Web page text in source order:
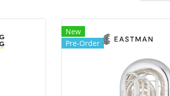
New
Pre-Order